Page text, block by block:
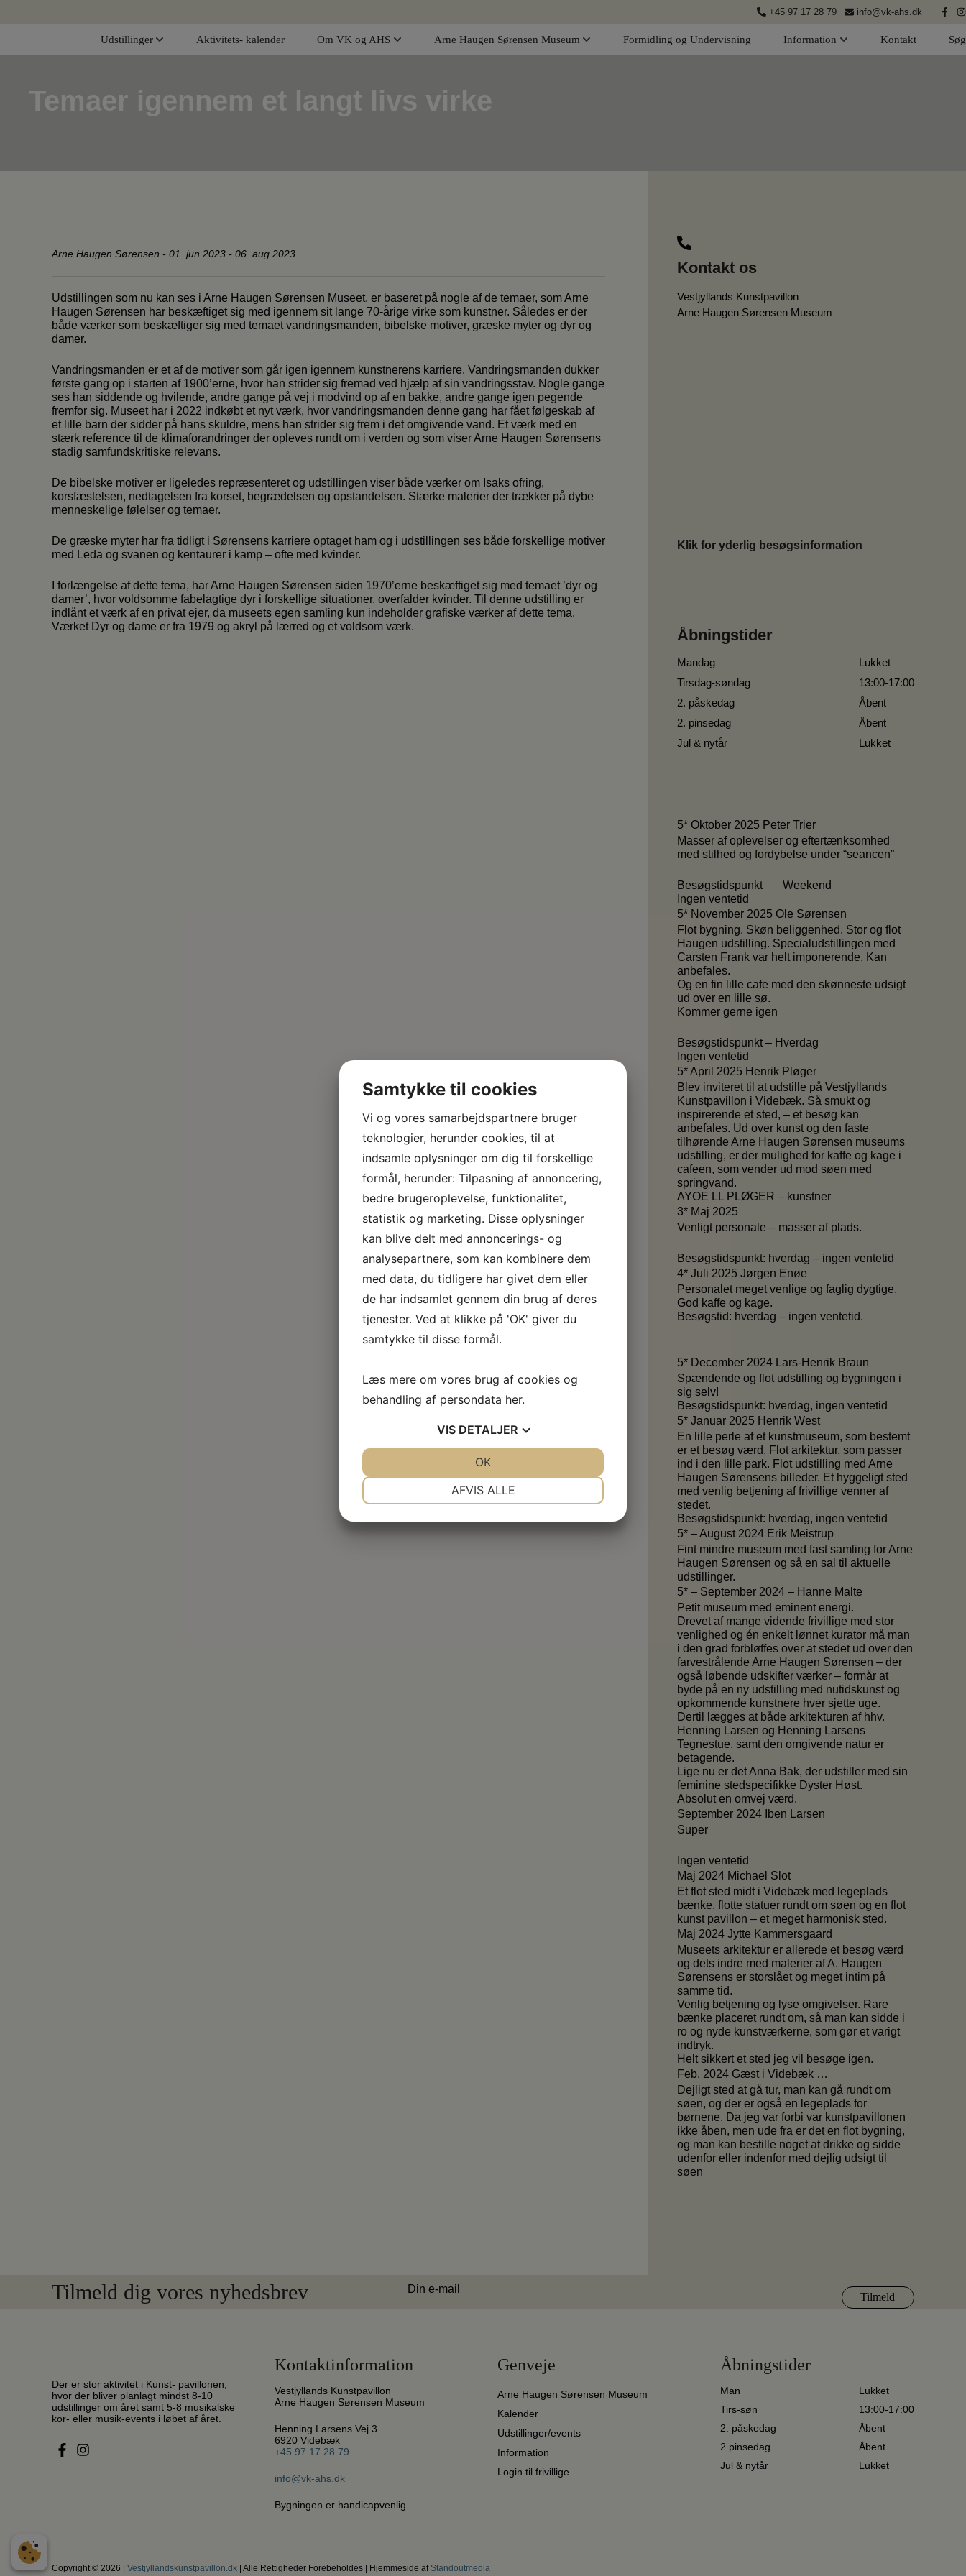
+45 97 17 28 79 info@vk-ahs.dk
Udstillinger Aktivitets- kalender Om VK og AHS Arne Haugen Sørensen Museum Formidling og Undervisning Information Kontakt Søg
Temaer igennem et langt livs virke
Arne Haugen Sørensen - 01. jun 2023 - 06. aug 2023
Udstillingen som nu kan ses i Arne Haugen Sørensen Museet, er baseret på nogle af de temaer, som Arne
Haugen Sørensen har beskæftiget sig med igennem sit lange 70-årige virke som kunstner. Således er der
både værker som beskæftiger sig med temaet vandringsmanden, bibelske motiver, græske myter og dyr og
damer.
Vandringsmanden er et af de motiver som går igen igennem kunstnerens karriere. Vandringsmanden dukker
første gang op i starten af 1900’erne, hvor han strider sig fremad ved hjælp af sin vandringsstav. Nogle gange
ses han siddende og hvilende, andre gange på vej i modvind op af en bakke, andre gange igen pegende
fremfor sig. Museet har i 2022 indkøbt et nyt værk, hvor vandringsmanden denne gang har fået følgeskab af
et lille barn der sidder på hans skuldre, mens han strider sig frem i det omgivende vand. Et værk med en
stærk reference til de klimaforandringer der opleves rundt om i verden og som viser Arne Haugen Sørensens
stadig samfundskritiske relevans.
De bibelske motiver er ligeledes repræsenteret og udstillingen viser både værker om Isaks ofring,
korsfæstelsen, nedtagelsen fra korset, begrædelsen og opstandelsen. Stærke malerier der trækker på dybe
menneskelige følelser og temaer.
De græske myter har fra tidligt i Sørensens karriere optaget ham og i udstillingen ses både forskellige motiver
med Leda og svanen og kentaurer i kamp – ofte med kvinder.
I forlængelse af dette tema, har Arne Haugen Sørensen siden 1970’erne beskæftiget sig med temaet ’dyr og
damer’, hvor voldsomme fabelagtige dyr i forskellige situationer, overfalder kvinder. Til denne udstilling er
indlånt et værk af en privat ejer, da museets egen samling kun indeholder grafiske værker af dette tema.
Værket Dyr og dame er fra 1979 og akryl på lærred og et voldsom værk.
Kontakt os
Vestjyllands Kunstpavillon
Arne Haugen Sørensen Museum
Klik for yderlig besøgsinformation
Åbningstider
Mandag
Tirsdag-søndag
2. påskedag
2. pinsedag
Jul & nytår
Lukket
13:00-17:00
Åbent
Åbent
Lukket
5* Oktober 2025 Peter Trier
Masser af oplevelser og eftertænksomhed
med stilhed og fordybelse under “seancen”
Besøgstidspunkt Weekend
Ingen ventetid
5* November 2025 Ole Sørensen
Flot bygning. Skøn beliggenhed. Stor og flot
Haugen udstilling. Specialudstillingen med
Carsten Frank var helt imponerende. Kan
anbefales.
Og en fin lille cafe med den skønneste udsigt
ud over en lille sø.
Kommer gerne igen
Besøgstidspunkt – Hverdag
Ingen ventetid
5* April 2025 Henrik Pløger
Blev inviteret til at udstille på Vestjyllands
Kunstpavillon i Videbæk. Så smukt og
inspirerende et sted, – et besøg kan
anbefales. Ud over kunst og den faste
tilhørende Arne Haugen Sørensen museums
udstilling, er der mulighed for kaffe og kage i
cafeen, som vender ud mod søen med
springvand.
AYOE LL PLØGER – kunstner
3* Maj 2025
Venligt personale – masser af plads.
Besøgstidspunkt: hverdag – ingen ventetid
4* Juli 2025 Jørgen Enøe
Personalet meget venlige og faglig dygtige.
God kaffe og kage.
Besøgstid: hverdag – ingen ventetid.
5* December 2024 Lars-Henrik Braun
Spændende og flot udstilling og bygningen i
sig selv!
Besøgstidspunkt: hverdag, ingen ventetid
5* Januar 2025 Henrik West
En lille perle af et kunstmuseum, som bestemt
er et besøg værd. Flot arkitektur, som passer
ind i den lille park. Flot udstilling med Arne
Haugen Sørensens billeder. Et hyggeligt sted
med venlig betjening af frivillige venner af
stedet.
Besøgstidspunkt: hverdag, ingen ventetid
5* – August 2024 Erik Meistrup
Fint mindre museum med fast samling for Arne
Haugen Sørensen og så en sal til aktuelle
udstillinger.
5* – September 2024 – Hanne Malte
Petit museum med eminent energi.
Drevet af mange vidende frivillige med stor
venlighed og én enkelt lønnet kurator må man
i den grad forbløffes over at stedet ud over den
farvestrålende Arne Haugen Sørensen – der
også løbende udskifter værker – formår at
byde på en ny udstilling med nutidskunst og
opkommende kunstnere hver sjette uge.
Dertil lægges at både arkitekturen af hhv.
Henning Larsen og Henning Larsens
Tegnestue, samt den omgivende natur er
betagende.
Lige nu er det Anna Bak, der udstiller med sin
feminine stedspecifikke Dyster Høst.
Absolut en omvej værd.
September 2024 Iben Larsen
Super
Ingen ventetid
Maj 2024 Michael Slot
Et flot sted midt i Videbæk med legeplads
bænke, flotte statuer rundt om søen og en flot
kunst pavillon – et meget harmonisk sted.
Maj 2024 Jytte Kammersgaard
Museets arkitektur er allerede et besøg værd
og dets indre med malerier af A. Haugen
Sørensens er storslået og meget intim på
samme tid.
Venlig betjening og lyse omgivelser. Rare
bænke placeret rundt om, så man kan sidde i
ro og nyde kunstværkerne, som gør et varigt
indtryk.
Helt sikkert et sted jeg vil besøge igen.
Feb. 2024 Gæst i Videbæk …
Dejligt sted at gå tur, man kan gå rundt om
søen, og der er også en legeplads for
børnene. Da jeg var forbi var kunstpavillonen
ikke åben, men ude fra er det en flot bygning,
og man kan bestille noget at drikke og sidde
udenfor eller indenfor med dejlig udsigt til
søen
Tilmeld dig vores nyhedsbrev
E-
Der er stor aktivitet i Kunst- pavillonen,
hvor der bliver planlagt mindst 8-10
udstillinger om året samt 5-8 musikalske
kor- eller musik-events i løbet af året.
Kontaktinformation
Vestjyllands Kunstpavillon
Arne Haugen Sørensen Museum
Henning Larsens Vej 3
6920 Videbæk
+45 97 17 28 79
info@vk-ahs.dk
Bygningen er handicapvenlig
Genveje
Arne Haugen Sørensen Museum
Kalender
Udstillinger/events
Information
Login til frivillige
Åbningstider
Man
Tirs-søn
2. påskedag
2.pinsedag
Jul & nytår
Lukket
13:00-17:00
Åbent
Åbent
Lukket
Copyright © 2026 | Vestjyllandskunstpavillon.dk | Alle Rettigheder Forebeholdes | Hjemmeside af Standoutmedia
Samtykke til cookies
Vi og vores samarbejdspartnere bruger
teknologier, herunder cookies, til at
indsamle oplysninger om dig til forskellige
formål, herunder: Tilpasning af annoncering,
bedre brugeroplevelse, funktionalitet,
statistik og marketing. Disse oplysninger
kan blive delt med annoncerings- og
analysepartnere, som kan kombinere dem
med data, du tidligere har givet dem eller
de har indsamlet gennem din brug af deres
tjenester. Ved at klikke på 'OK' giver du
samtykke til disse formål.
Læs mere om vores brug af cookies og
behandling af persondata her.
VIS DETALJER
AFVIS ALLE
OK